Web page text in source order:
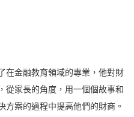
在金融教育領域的專業，他對財
從家長的角度，用一個個故事和
案的過程中提高他們的財商。